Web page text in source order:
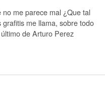
me parece mal ¿Que tal
me llama, sobre todo
de Arturo Perez